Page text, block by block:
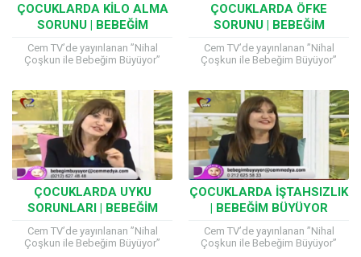
ÇOCUKLARDA KILO ALMA
SORUNU | BEBEĞIM
BÜYÜYOR
Cem TV’de yayınlanan ”Nihal
Çoşkun ile Bebeğim Büyüyor”
Hilal Mocan, çocuk sağlığıyla...
ÇOCUKLARDA ÖFKE
SORUNU | BEBEĞIM
BÜYÜYOR
Cem TV’de yayınlanan ”Nihal
Çoşkun ile Bebeğim Büyüyor”
Hilal Mocan, çocuk sağlığıyla...
ÇOCUKLARDA UYKU
SORUNLARI | BEBEĞIM
BÜYÜYOR
Cem TV’de yayınlanan ”Nihal
Çoşkun ile Bebeğim Büyüyor”
ÇOCUKLARDA İŞTAHSIZLIK
| BEBEĞIM BÜYÜYOR
Cem TV’de yayınlanan ”Nihal
Çoşkun ile Bebeğim Büyüyor”